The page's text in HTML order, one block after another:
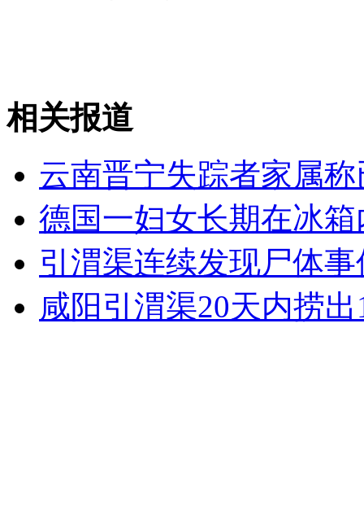
山西运城恶犬咬伤多人 警民合力深夜将其击毙
女孩北京地铁殴打老人 痛下狠手拳打脚踢
相关报道
云南晋宁失踪者家属
德国一妇女长期在冰
引渭渠连续发现尸体
咸阳引渭渠20天内捞